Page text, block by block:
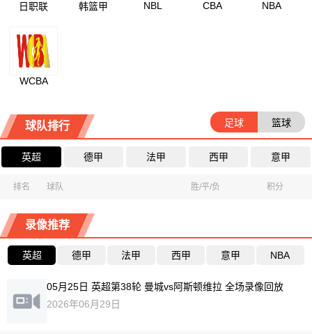
日职联 韩篮甲 NBL CBA NBA
WCBA
球队排行 足球 篮球
英超 德甲 法甲 西甲 意甲
排名 球队 胜/平/负 积分
录像推荐
英超 德甲 法甲 西甲 意甲 NBA
05月25日 英超第38轮 曼城vs阿斯顿维拉 全场录像回放
2026年06月29日